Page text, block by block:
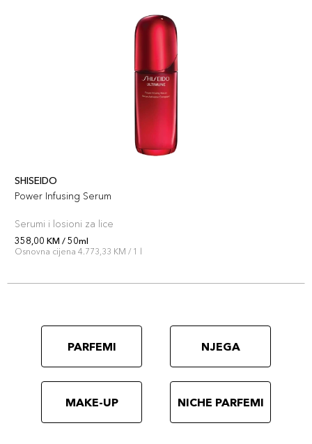
SHISEIDO
Power Infusing Serum
Serumi i losioni za lice
358,00 KM / 50ml
Osnovna cijena 4.773,33 KM / 1 l
PARFEMI NJEGA
MAKE-UP NICHE PARFEMI